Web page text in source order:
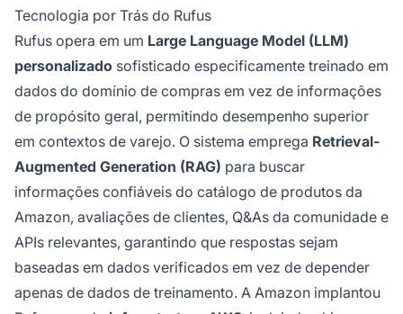
Tecnologia por Trás do Rufus
Rufus opera em um Large Language Model (LLM)
personalizado sofisticado especificamente treinado em
dados do domínio de compras em vez de informações
de propósito geral, permitindo desempenho superior
em contextos de varejo. O sistema emprega Retrieval-
Augmented Generation (RAG) para buscar
informações confiáveis do catálogo de produtos da
Amazon, avaliações de clientes, Q&As da comunidade e
APIs relevantes, garantindo que respostas sejam
baseadas em dados verificados em vez de depender
apenas de dados de treinamento. A Amazon implantou